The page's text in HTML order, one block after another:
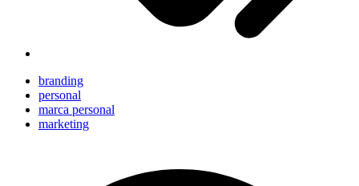
branding
personal
marca personal
marketing